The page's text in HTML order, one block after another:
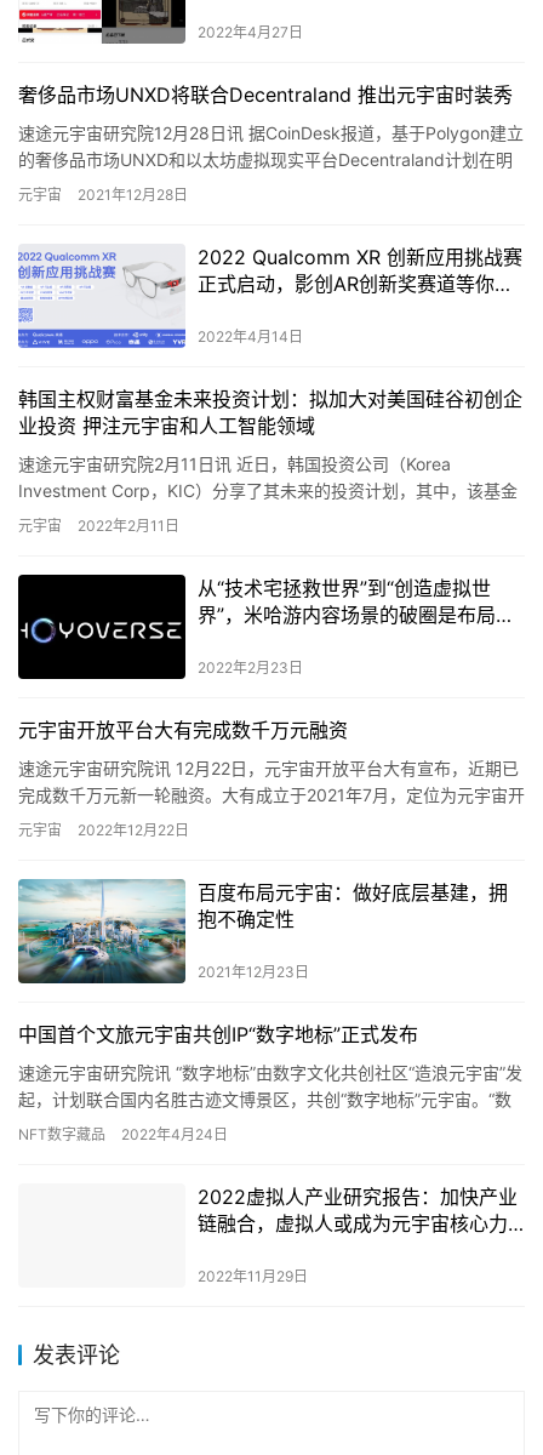
2022年4月27日
奢侈品市场UNXD将联合Decentraland 推出元宇宙时装秀
速途元宇宙研究院12月28日讯 据CoinDesk报道，基于Polygon建立
的奢侈品市场UNXD和以太坊虚拟现实平台Decentraland计划在明
年3月联合推出元宇宙时装周，包…
元宇宙 2021年12月28日
2022 Qualcomm XR 创新应用挑战赛
正式启动，影创AR创新奖赛道等你来
2022年4月14日
韩国主权财富基金未来投资计划：拟加大对美国硅谷初创企
业投资 押注元宇宙和人工智能领域
速途元宇宙研究院2月11日讯 近日，韩国投资公司（Korea
Investment Corp，KIC）分享了其未来的投资计划，其中，该基金
拟加大对美国硅谷初创企业的投资，并寻求通过…
元宇宙 2022年2月11日
从“技术宅拯救世界”到“创造虚拟世
界”，米哈游内容场景的破圈是布局元
2022年2月23日
元宇宙开放平台大有完成数千万元融资
速途元宇宙研究院讯 12月22日，元宇宙开放平台大有宣布，近期已
完成数千万元新一轮融资。大有成立于2021年7月，定位为元宇宙开
放平台，为个人、企业品牌打造元宇宙场景空间与各类应用…
元宇宙 2022年12月22日
百度布局元宇宙：做好底层基建，拥
抱不确定性
2021年12月23日
中国首个文旅元宇宙共创IP“数字地标”正式发布
速途元宇宙研究院讯 “数字地标”由数字文化共创社区“造浪元宇宙”发
起，计划联合国内名胜古迹文博景区，共创“数字地标”元宇宙。“数
字地标”已获得首批重量级文博景区响应：中国港口博物馆…
NFT数字藏品 2022年4月24日
2022虚拟人产业研究报告：加快产业
链融合，虚拟人或成为元宇宙核心力
2022年11月29日
发表评论